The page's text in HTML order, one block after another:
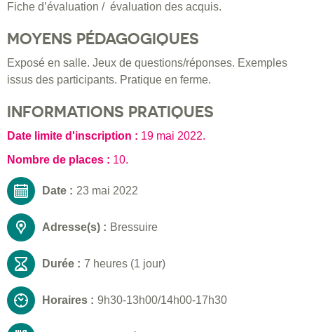
Fiche d’évaluation / évaluation des acquis.
MOYENS PÉDAGOGIQUES
Exposé en salle. Jeux de questions/réponses. Exemples
issus des participants. Pratique en ferme.
INFORMATIONS PRATIQUES
Date limite d'inscription : 19 mai 2022.
Nombre de places : 10.
Date : 23 mai 2022
Adresse(s) : Bressuire
Durée : 7 heures (1 jour)
Horaires : 9h30-13h00/14h00-17h30